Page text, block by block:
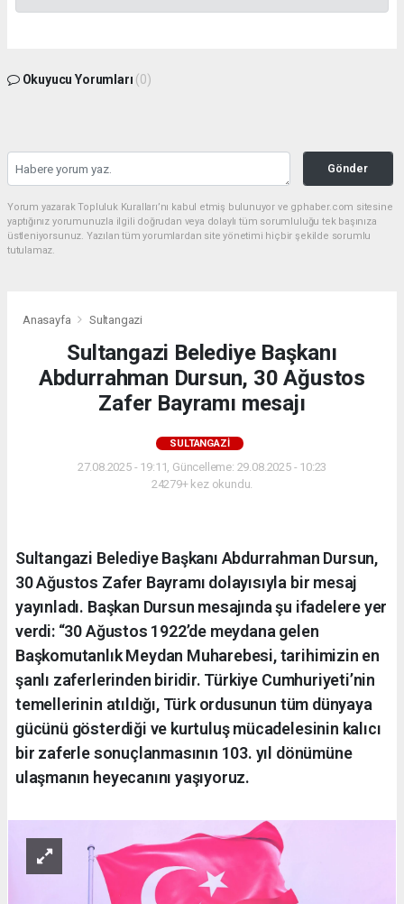
Okuyucu Yorumları (0)
Gönder
Yorum yazarak Topluluk Kuralları’nı kabul etmiş bulunuyor ve gphaber.com sitesine
yaptığınız yorumunuzla ilgili doğrudan veya dolaylı tüm sorumluluğu tek başınıza
üstleniyorsunuz. Yazılan tüm yorumlardan site yönetimi hiçbir şekilde sorumlu
tutulamaz.
Anasayfa Sultangazi
Sultangazi Belediye Başkanı
Abdurrahman Dursun, 30 Ağustos
Zafer Bayramı mesajı
SULTANGAZI
27.08.2025 - 19:11, Güncelleme: 29.08.2025 - 10:23
24279+ kez okundu.
Sultangazi Belediye Başkanı Abdurrahman Dursun,
30 Ağustos Zafer Bayramı dolayısıyla bir mesaj
yayınladı. Başkan Dursun mesajında şu ifadelere yer
verdi: “30 Ağustos 1922’de meydana gelen
Başkomutanlık Meydan Muharebesi, tarihimizin en
şanlı zaferlerinden biridir. Türkiye Cumhuriyeti’nin
temellerinin atıldığı, Türk ordusunun tüm dünyaya
gücünü gösterdiği ve kurtuluş mücadelesinin kalıcı
bir zaferle sonuçlanmasının 103. yıl dönümüne
ulaşmanın heyecanını yaşıyoruz.